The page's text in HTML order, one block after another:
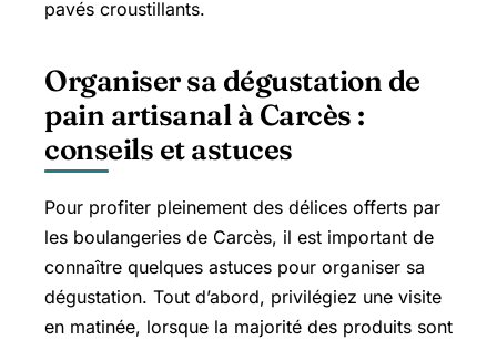
pavés croustillants.
Organiser sa dégustation de
pain artisanal à Carcès :
conseils et astuces
Pour profiter pleinement des délices offerts par
les boulangeries de Carcès, il est important de
connaître quelques astuces pour organiser sa
dégustation. Tout d’abord, privilégiez une visite
en matinée, lorsque la majorité des produits sont